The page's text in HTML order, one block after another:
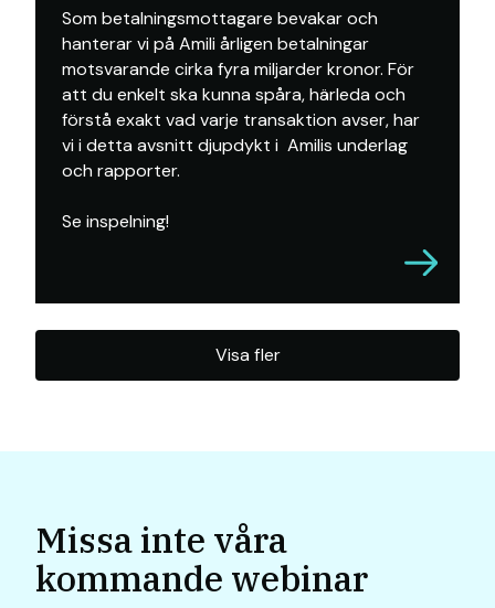
Som betalningsmottagare bevakar och
hanterar vi på Amili årligen betalningar
motsvarande cirka fyra miljarder kronor. För
att du enkelt ska kunna spåra, härleda och
förstå exakt vad varje transaktion avser, har
vi i detta avsnitt djupdykt i Amilis underlag
och rapporter.
Se inspelning!
Visa fler
Missa inte våra
kommande webinar